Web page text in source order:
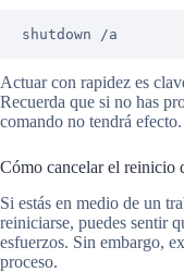
shutdown /a
Actuar con rapidez es
Recuerda que si no has
comando no tendrá efecto.
Cómo cancelar el reinicio
Si estás en medio de un
reiniciarse, puedes sentir
esfuerzos. Sin embargo,
proceso.